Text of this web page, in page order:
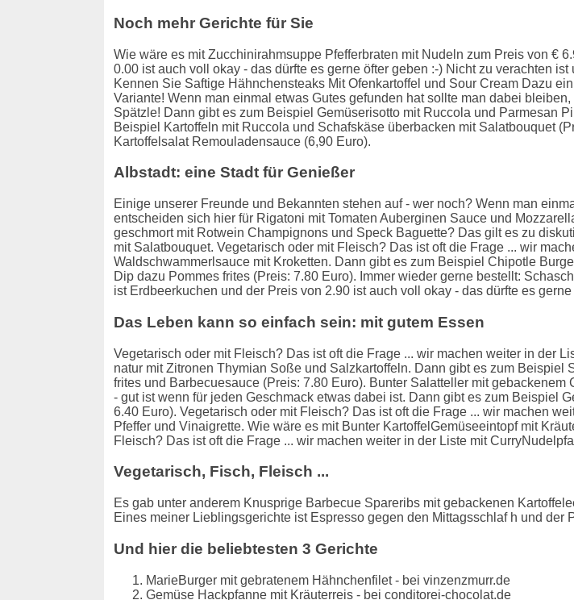
Noch mehr Gerichte für Sie
Wie wäre es mit Zucchinirahmsuppe Pfefferbraten mit Nudeln zum Preis von €
0.00 ist auch voll okay - das dürfte es gerne öfter geben :-) Nicht zu verachten
Kennen Sie Saftige Hähnchensteaks Mit Ofenkartoffel und Sour Cream Dazu
Variante! Wenn man einmal etwas Gutes gefunden hat sollte man dabei
Spätzle! Dann gibt es zum Beispiel Gemüserisotto mit Ruccola und Parmesan
Beispiel Kartoffeln mit Ruccola und Schafskäse überbacken mit Salatbouquet
Kartoffelsalat Remouladensauce (6,90 Euro).
Albstadt: eine Stadt für Genießer
Einige unserer Freunde und Bekannten stehen auf - wer noch? Wenn man
entscheiden sich hier für Rigatoni mit Tomaten Auberginen Sauce und
geschmort mit Rotwein Champignons und Speck Baguette? Das gilt es zu
mit Salatbouquet. Vegetarisch oder mit Fleisch? Das ist oft die Frage ... wir
Waldschwammerlsauce mit Kroketten. Dann gibt es zum Beispiel Chipotle
Dip dazu Pommes frites (Preis: 7.80 Euro). Immer wieder gerne bestellt:
ist Erdbeerkuchen und der Preis von 2.90 ist auch voll okay - das dürfte es
Das Leben kann so einfach sein: mit gutem Essen
Vegetarisch oder mit Fleisch? Das ist oft die Frage ... wir machen weiter in der
natur mit Zitronen Thymian Soße und Salzkartoffeln. Dann gibt es zum
frites und Barbecuesauce (Preis: 7.80 Euro). Bunter Salatteller mit
- gut ist wenn für jeden Geschmack etwas dabei ist. Dann gibt es zum Beispiel
6.40 Euro). Vegetarisch oder mit Fleisch? Das ist oft die Frage ... wir machen
Pfeffer und Vinaigrette. Wie wäre es mit Bunter KartoffelGemüseeintopf mit
Fleisch? Das ist oft die Frage ... wir machen weiter in der Liste mit
Vegetarisch, Fisch, Fleisch ...
Es gab unter anderem Knusprige Barbecue Spareribs mit gebackenen
Eines meiner Lieblingsgerichte ist Espresso gegen den Mittagsschlaf h und der
Und hier die beliebtesten 3 Gerichte
MarieBurger mit gebratenem Hähnchenfilet - bei vinzenzmurr.de
Gemüse Hackpfanne mit Kräuterreis - bei conditorei-chocolat.de